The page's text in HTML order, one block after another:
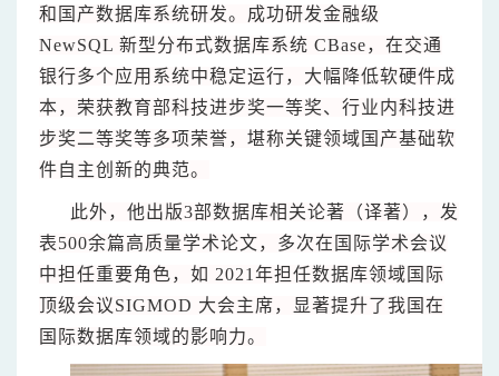
和国产数据库系统研发。成功研发金融级
NewSQL 新型分布式数据库系统 CBase，在交通
银行多个应用系统中稳定运行，大幅降低软硬件成
本，荣获教育部科技进步奖一等奖、行业内科技进
步奖二等奖等多项荣誉，堪称关键领域国产基础软
件自主创新的典范。
此外，他出版3部数据库相关论著（译著），发
表500余篇高质量学术论文，多次在国际学术会议
中担任重要角色，如 2021年担任数据库领域国际
顶级会议SIGMOD 大会主席，显著提升了我国在
国际数据库领域的影响力。